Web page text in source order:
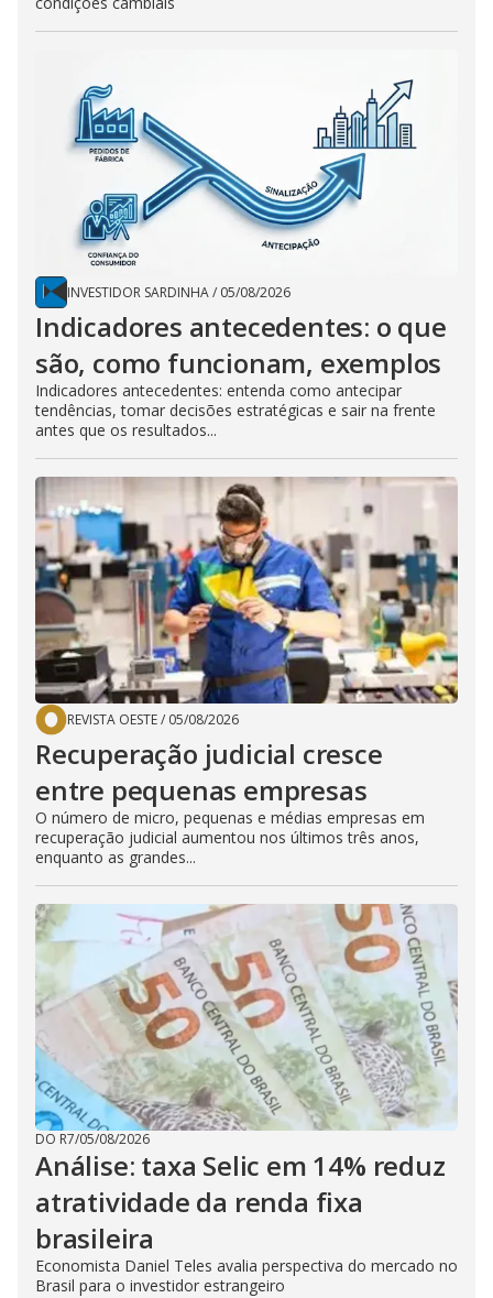
INVESTIDOR SARDINHA/ 05/08/2026
Indicadores antecedentes: o que
são, como funcionam, exemplos
Indicadores antecedentes: entenda como antecipar
tendências, tomar decisões estratégicas e sair na frente
antes que os resultados...
REVISTA OESTE/ 05/08/2026
Recuperação judicial cresce
entre pequenas empresas
O número de micro, pequenas e médias empresas em
recuperação judicial aumentou nos últimos três anos,
enquanto as grandes...
DO R7/05/08/2026
Análise: taxa Selic em 14% reduz
atratividade da renda fixa
brasileira
Economista Daniel Teles avalia perspectiva do mercado no
Brasil para o investidor estrangeiro